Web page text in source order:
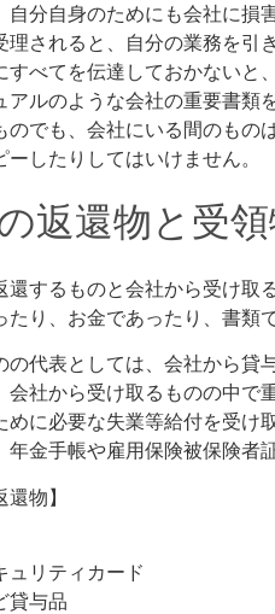
自分自身のためにも会社に損
されると、自分の業務を引
すべてを伝達しておかないと
アルのような会社の重要書類
のでも、会社にいる間のもの
したりしてはいけません。
返還物と受
還するものと会社から受け取
り、お金であったり、書類
の代表としては、会社から貸
会社から受け取るものの中で
めに必要な失業等給付を受け
年金手帳や雇用保険被保険者
物】
ュリティカード
貸与品